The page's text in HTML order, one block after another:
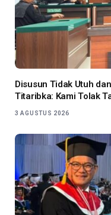
Disusun Tidak Utuh
Titaribka: Kami Tolak
3 AGUSTUS 2026